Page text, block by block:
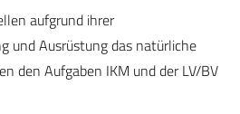
aufgrund ihrer
und Ausrüstung das natürliche
den Aufgaben IKM und der LV/BV